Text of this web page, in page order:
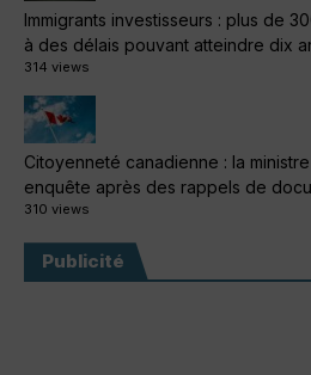
Immigrants investisseurs : plus de
à des délais pouvant atteindre dix
314 views
Citoyenneté canadienne : la
enquête après des rappels de
310 views
Publicité